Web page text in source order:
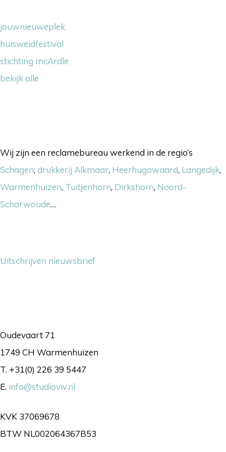
jouwnieuweplek
huisweidfestival
stichting mcArdle
bekijk alle
Wij zijn een reclamebureau werkend in de regio’s
Schagen, drukkerij Alkmaar, Heerhugowaard, Langedijk,
Warmenhuizen, Tuitjenhorn, Dirkshorn, Noord-
Scharwoude…
Uitschrijven nieuwsbrief
Oudevaart 71
1749 CH Warmenhuizen
T. +31(0) 226 39 5447
E. info@studioviv.nl
KVK 37069678
BTW NL002064367B53